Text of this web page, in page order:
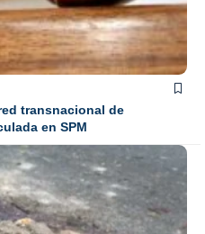
transnacional de
en SPM